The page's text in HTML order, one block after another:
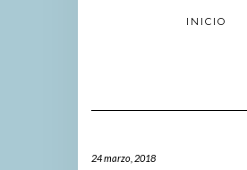
INICIO
24 marzo, 2018